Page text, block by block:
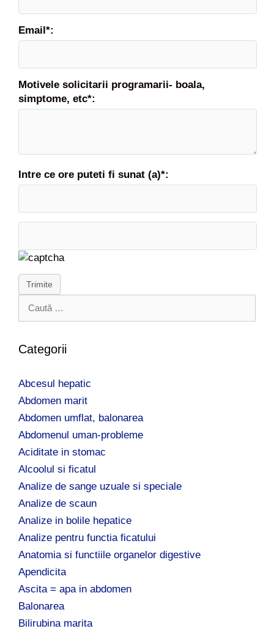
Email*:
Motivele solicitarii programarii- boala,
simptome, etc*:
Intre ce ore puteti fi sunat (a)*:
Trimite
t
u
p
ă
:
Categorii
Abcesul hepatic
Abdomen marit
Abdomen umflat, balonarea
Abdomenul uman-probleme
Aciditate in stomac
Alcoolul si ficatul
Analize de sange uzuale si speciale
Analize de scaun
Analize in bolile hepatice
Analize pentru functia ficatului
Anatomia si functiile organelor digestive
Apendicita
Ascita = apa in abdomen
Balonarea
Bilirubina marita